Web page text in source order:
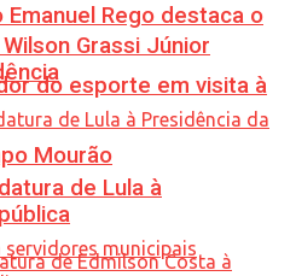
Rego destaca o
do esporte em visita à
Mourão
Grassi Júnior
de Lula à